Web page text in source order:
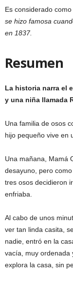
Es considerado
se hizo famosa
en 1837.
Resumen
La historia narra el
y una niña llamada
Una familia de osos
hijo pequeño vive en
Una mañana, Mamá
desayuno, pero
tres osos decidieron
enfriaba.
Al cabo de unos
ver tan linda casita,
nadie, entró en la
vacía, muy ordenada
explora la casa, sin